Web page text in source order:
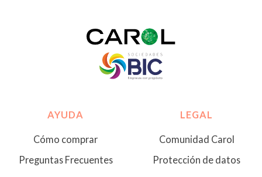
AYUDA
Cómo comprar
Preguntas Frecuentes
LEGAL
Comunidad Carol
Protección de datos